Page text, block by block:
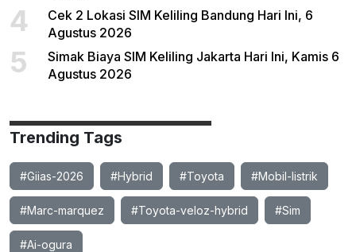
4
Cek 2 Lokasi SIM Keliling Bandung Hari Ini, 6
Agustus 2026
5
Simak Biaya SIM Keliling Jakarta Hari Ini, Kamis 6
Agustus 2026
Trending Tags
#Giias-2026 #Hybrid #Toyota #Mobil-listrik
#Marc-marquez #Toyota-veloz-hybrid #Sim
#Ai-ogura